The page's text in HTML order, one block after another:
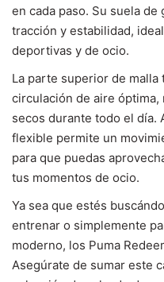
en cada paso. Su suela
tracción y estabilidad,
deportivas y de ocio.
La parte superior de
circulación de aire
secos durante todo el día.
flexible permite un
para que puedas
tus momentos de ocio.
Ya sea que estés
entrenar o simplemente
moderno, los Puma
Asegúrate de sumar este